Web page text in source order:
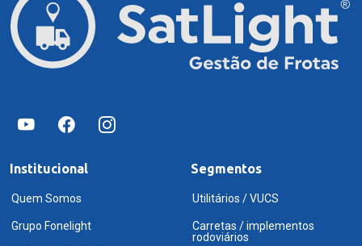
Institucional
Quem Somos
Grupo Fonelight
Segmentos
Utilitários / VUCS
Carretas / implementos
rodoviários